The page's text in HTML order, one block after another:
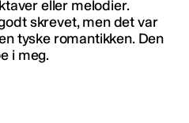
eller melodier.
skrevet, men det var
tyske romantikken. Den
i meg.